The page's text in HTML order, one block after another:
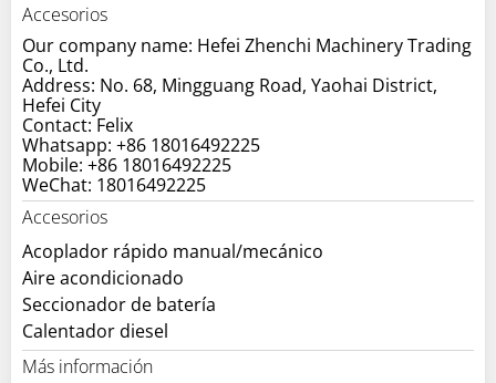
Accesorios
Our company name: Hefei Zhenchi Machinery Trading
Co., Ltd.
Address: No. 68, Mingguang Road, Yaohai District,
Hefei City
Contact: Felix
Whatsapp: +86 18016492225
Mobile: +86 18016492225
WeChat: 18016492225
Accesorios
Acoplador rápido manual/mecánico
Aire acondicionado
Seccionador de batería
Calentador diesel
Más información